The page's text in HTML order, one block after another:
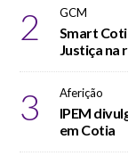
2 GCM
Smart
Justiça na
3 Aferição
IPEM
em Cotia